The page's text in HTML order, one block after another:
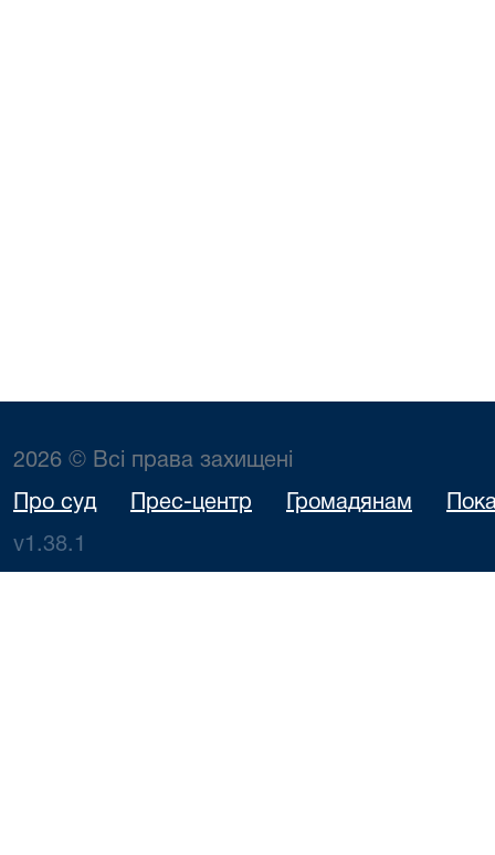
2026 © Всі права захищені
Про суд Прес-центр Громадянам
v1.38.1